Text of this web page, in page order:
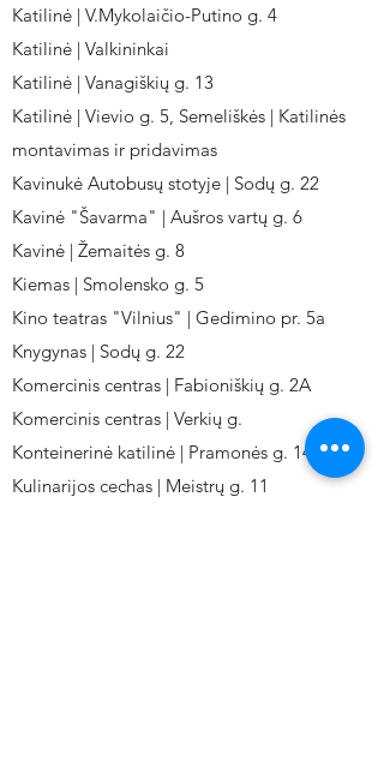
Katilinė | V.Mykolaičio-Putino g. 4
Katilinė | Valkininkai
Katilinė | Vanagiškių g. 13
Katilinė | Vievio g. 5, Semeliškės | Katilinės
montavimas ir pridavimas
Kavinukė Autobusų stotyje | Sodų g. 22
Kavinė "Šavarma" | Aušros vartų g. 6
Kavinė | Žemaitės g. 8
Kiemas | Smolensko g. 5
Kino teatras "Vilnius" | Gedimino pr. 5a
Knygynas | Sodų g. 22
Komercinis centras | Fabioniškių g. 2A
Komercinis centras | Verkių g.
Konteinerinė katilinė | Pramonės g. 141
Kulinarijos cechas | Meistrų g. 11